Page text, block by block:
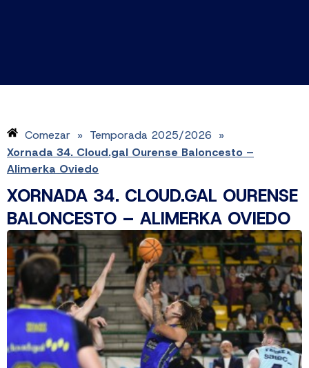
Comezar » Temporada 2025/2026 »
Xornada 34. Cloud.gal Ourense Baloncesto –
Alimerka Oviedo
XORNADA 34. CLOUD.GAL OURENSE
BALONCESTO – ALIMERKA OVIEDO